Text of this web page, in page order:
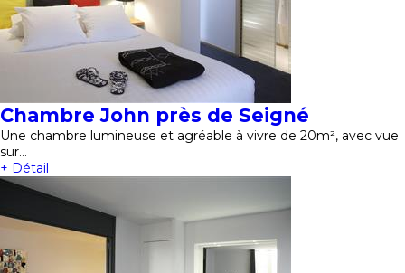
Chambre John près de Seigné
Une chambre lumineuse et agréable à vivre de 20m², avec vue
sur…
+ Détail